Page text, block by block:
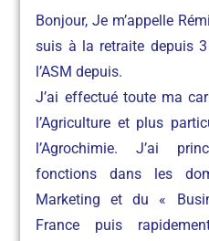
Bonjour, Je m’appelle
suis à la retraite depuis
l’ASM depuis.
J’ai effectué toute ma
l’Agriculture et plus
l’Agrochimie. J’ai
fonctions dans les
Marketing et du «
France puis